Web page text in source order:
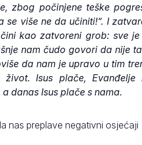
zbog počinjene teške
se više ne da učiniti!“. I
kao zatvoreni grob: sve
nam čudo govori da nije
da nam je upravo u tim
Isus plače,
danas Isus plače s nama.
nas preplave negativni osjećaji